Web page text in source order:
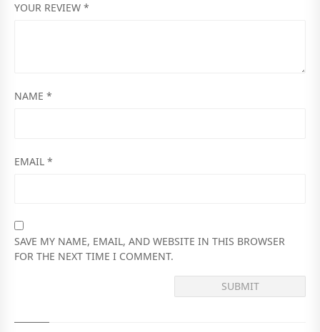
YOUR REVIEW *
NAME *
EMAIL *
SAVE MY NAME, EMAIL, AND WEBSITE IN THIS BROWSER
FOR THE NEXT TIME I COMMENT.